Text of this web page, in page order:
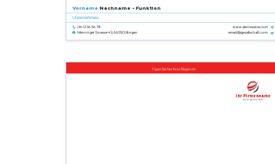
Meininger Strasse 43, 66550 Illingen
www.deineseite.com
email@gesellschaft.com
06 12 34 56 78
Unternehmen
Vorname Nachname - Funktion
Fügen Sie hier Ihren Slogan ein
Ihr Firmenname
Ihre Basislinie